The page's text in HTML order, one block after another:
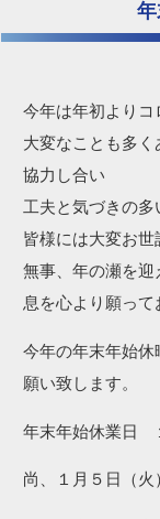
年
今年は年初よりコ
大変なことも多
協力し合い
工夫と気づきの多
皆様には大変お世
無事、年の瀬を迎
息を心より願って
今年の年末年始休
願い致します。
年末年始休業日
尚、１月５日（火